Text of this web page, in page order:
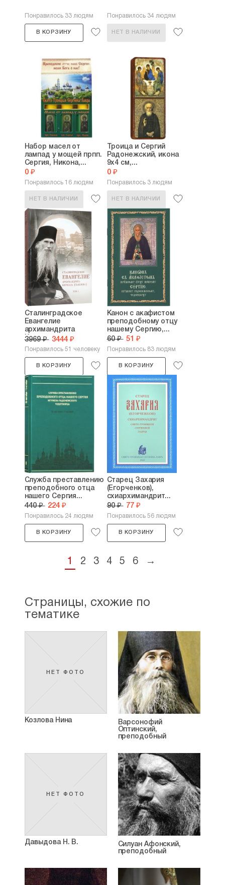
Понравилось 33 людям
В КОРЗИНУ
Понравилось 34 людям
НЕТ В НАЛИЧИИ
Набор масел от
лампад у мощей прпп.
Сергия, Никона,...
0 ₽
Понравилось 16 людям
НЕТ В НАЛИЧИИ
Троица и Сергий
Радонежский, икона
9х4 см,...
0 ₽
Понравилось 3 людям
НЕТ В НАЛИЧИИ
Сталинградское
Евангелие
архимандрита
Кирилла...
3969 ₽ 3444 ₽
Понравилось 51 человеку
В КОРЗИНУ
Канон с акафистом
преподобному отцу
нашему Сергию,...
60 ₽ 51 ₽
Понравилось 83 людям
В КОРЗИНУ
Служба преставлению
преподобного отца
нашего Сергия...
440 ₽ 224 ₽
Понравилось 24 людям
В КОРЗИНУ
Старец Захария
(Егорченков),
схиархимандрит...
90 ₽ 77 ₽
Понравилось 56 людям
В КОРЗИНУ
1 2 3 4 5 6 →
Страницы, схожие по
тематике
НЕТ ФОТО
Козлова Нина
Варсонофий
Оптинский,
преподобный
НЕТ ФОТО
Давыдова Н. В.
Силуан Афонский,
преподобный